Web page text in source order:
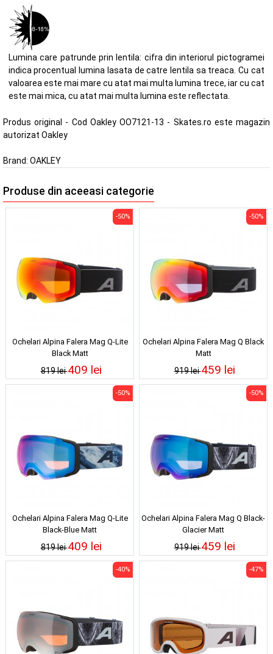
Lumina care patrunde prin lentila: cifra din interiorul pictogramei
indica procentual lumina lasata de catre lentila sa treaca. Cu cat
valoarea este mai mare cu atat mai multa lumina trece, iar cu cat
este mai mica, cu atat mai multa lumina este reflectata.
Produs original - Cod Oakley OO7121-13 - Skates.ro este magazin
autorizat Oakley
Brand: OAKLEY
Produse din aceeasi categorie
Ochelari Alpina Falera Mag Q-Lite
Black Matt
819 lei
-50%
409 lei
Ochelari Alpina Falera Mag Q Black
Matt
919 lei
-50%
459 lei
Ochelari Alpina Falera Mag Q-Lite
Black-Blue Matt
819 lei
-50%
409 lei
Ochelari Alpina Falera Mag Q Black-
Glacier Matt
919 lei
-50%
459 lei
-40% -47%